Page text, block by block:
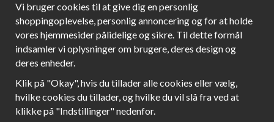
Få bedste tilbud og\r spændende nye produkter!
Vi bruger cookies til at give dig en personlig
shoppingoplevelse, personlig annoncering og for at holde
vores hjemmesider pålidelige og sikre. Til dette formål
indsamler vi oplysninger om brugere, deres design og
deres enheder.
Klik på "Okay", hvis du tillader alle cookies eller vælg,
hvilke cookies du tillader, og hvilke du vil slå fra ved at
klikke på "Indstillinger" nedenfor.